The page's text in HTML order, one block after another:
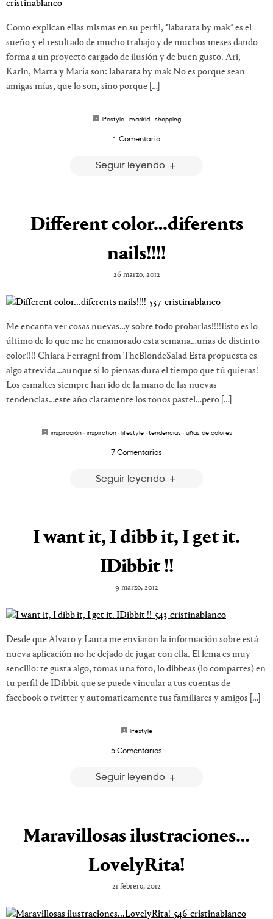
Como explican ellas mismas en su perfil, *labarata by mak* es el
sueño y el resultado de mucho trabajo y de muchos meses dando
forma a un proyecto cargado de ilusión y de buen gusto. Ari,
Karin, Marta y María son: labarata by mak No es porque sean
amigas mías, que lo son, sino porque […]
lifestyle· madrid· shopping
1 Comentario
Seguir leyendo
Different color…diferents
nails!!!!
26 marzo, 2012
Me encanta ver cosas nuevas…y sobre todo probarlas!!!!Esto es lo
último de lo que me he enamorado esta semana…uñas de distinto
color!!!! Chiara Ferragni from TheBlondeSalad Esta propuesta es
algo atrevida…aunque si lo piensas dura el tiempo que tú quieras!
Los esmaltes siempre han ido de la mano de las nuevas
tendencias…este año claramente los tonos pastel…pero […]
inspiración· inspiration· lifestyle· tendencias· uñas de colores
7 Comentarios
Seguir leyendo
I want it, I dibb it, I get it.
IDibbit !!
9 marzo, 2012
Desde que Alvaro y Laura me enviaron la información sobre está
nueva aplicación no he dejado de jugar con ella. El lema es muy
sencillo: te gusta algo, tomas una foto, lo dibbeas (lo compartes) en
tu perfil de IDibbit que se puede vincular a tus cuentas de
facebook o twitter y automaticamente tus familiares y amigos […]
lifestyle
5 Comentarios
Seguir leyendo
Maravillosas ilustraciones…
LovelyRita!
21 febrero, 2012